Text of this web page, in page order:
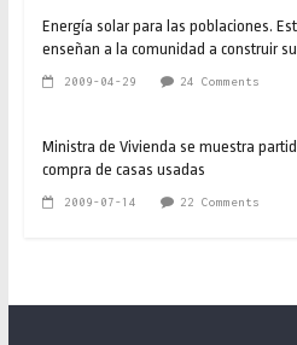
Energía solar para las poblaciones.
enseñan a la comunidad a construir
2009-04-29 24 Comments
Ministra de Vivienda se muestra
compra de casas usadas
2009-07-14 22 Comments